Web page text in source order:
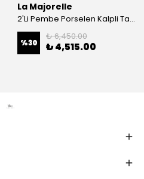
La Majorelle
2'Li Pembe Porselen Kalpli Tabak 21,5 Cm La Majorelle
%30
₺ 6,450.00
₺ 4,515.00